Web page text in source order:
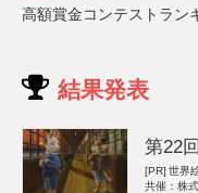
高額賞金コンテストラン
結果発表
第22
[PR] 世界
共催：株